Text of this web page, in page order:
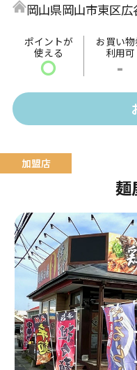
旨い・まずいと好み
これから
岡山県岡山市東区
ポイントが
使える
〇
お買い物
利用可
-
麺